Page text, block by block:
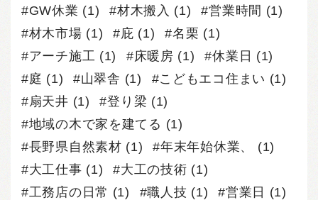
GW休業 (1) 材木搬入 (1) 営業時間 (1)
材木市場 (1) 庇 (1) 名栗 (1)
アーチ施工 (1) 床暖房 (1) 休業日 (1)
庭 (1) 山翠舎 (1) こどもエコ住まい (1)
扇天井 (1) 登り梁 (1)
地域の木で家を建てる (1)
長野県自然素材 (1) 年末年始休業、
(1)
大工仕事 (1) 大工の技術 (1)
工務店の日常 (1) 職人技 (1) 営業日 (1)